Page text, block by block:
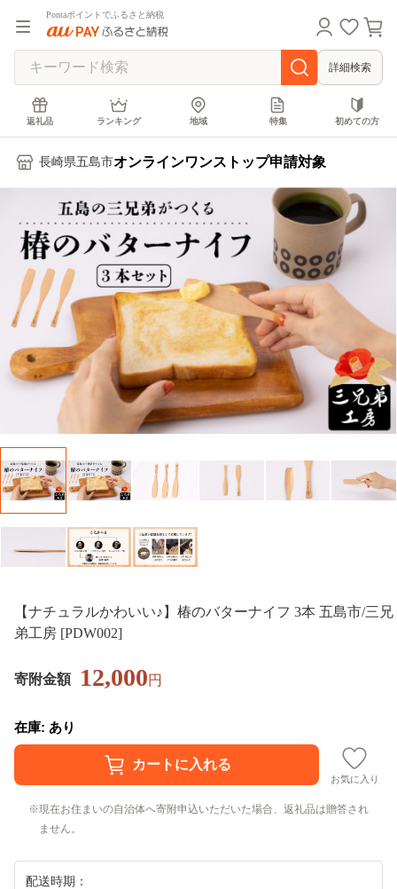
Pontaポイントでふるさと納税
詳細検索
返礼品 ランキング 地域 特集 初めての方
長崎県五島市オンラインワンストップ申請対象
【ナチュラルかわいい♪】椿のバターナイフ 3本 五島市/三兄
弟工房 [PDW002]
寄附金額 12,000円
在庫: あり
お気に入り
現在お住まいの自治体へ寄附申込いただいた場合、返礼品は贈答され
ません。
配送時期：